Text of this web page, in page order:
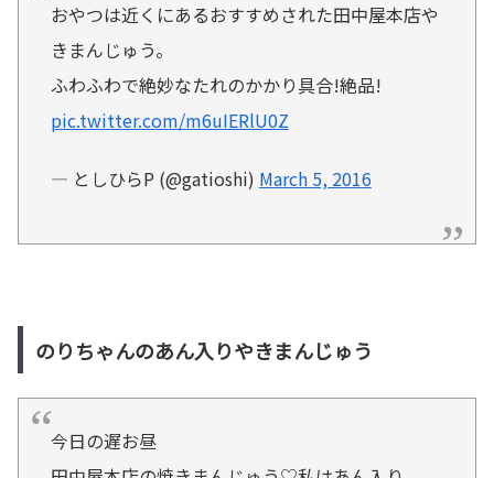
おやつは近くにあるおすすめされた田中屋本店や
きまんじゅう。
ふわふわで絶妙なたれのかかり具合!絶品!
pic.twitter.com/m6uIERlU0Z
— としひらP (@gatioshi) March 5, 2016
のりちゃんのあん入りやきまんじゅう
今日の遅お昼